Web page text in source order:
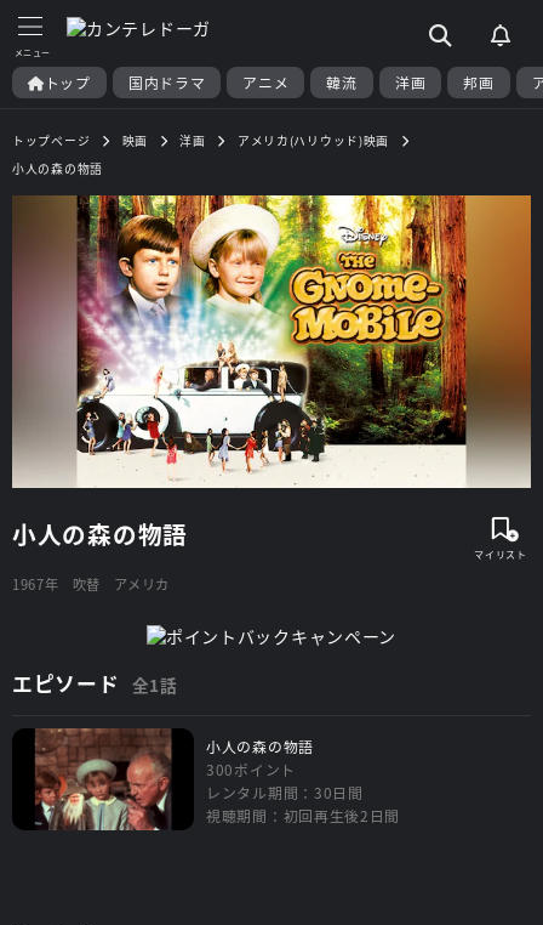
トップ 国内ドラマ アニメ 韓流 洋画 邦画
トップページ 映画 洋画
アメリカ(ハリウッド)映画
小人の森の物語
小人の森の物語
1967年 吹替 アメリカ
エピソード 全1話
小人の森の物語
300ポイント
レンタル期間：30日間
視聴期間：初回再生後2日間